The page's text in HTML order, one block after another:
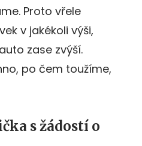
Proto vřele
v jakékoli výši,
zase zvýší.
po čem toužíme,
s žádostí o